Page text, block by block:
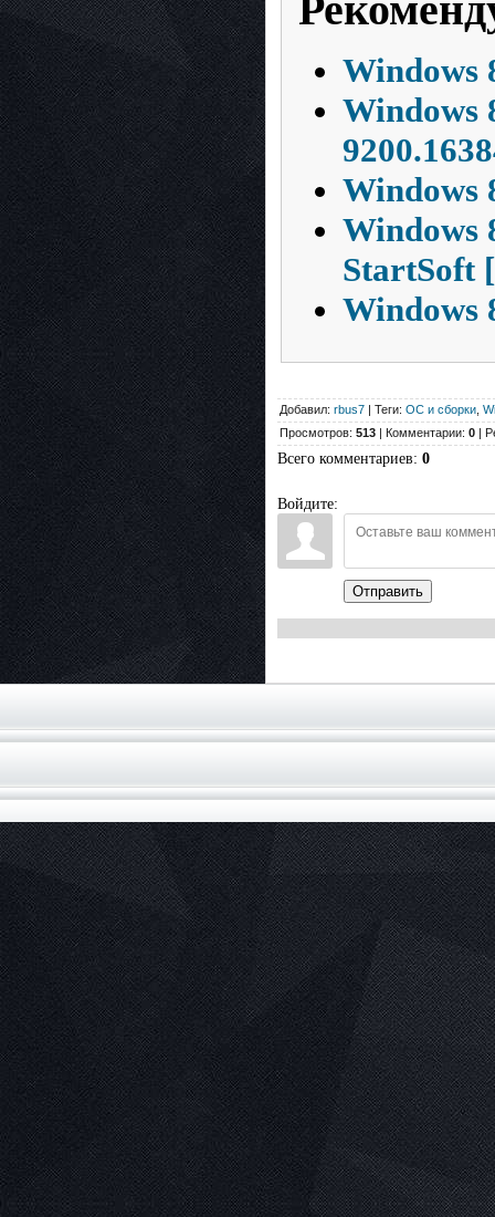
Windows
Windows
Windows
Windows
StartSoft
Windows
Добавил: rbus7 | Теги: ОС и сборки
Просмотров: 513 | Комментарии: 0 |
Всего комментариев: 0
Войдите:
Отправить